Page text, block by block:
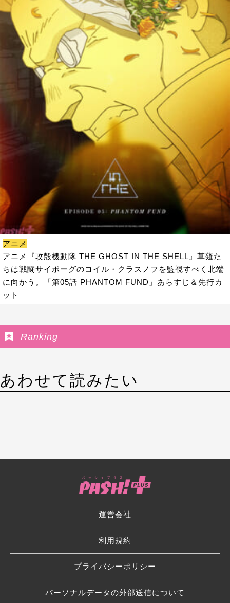
アニメ
アニメ『攻殻機動隊 THE GHOST IN THE SHELL』草薙た
ちは戦闘サイボーグのコイル・クラスノフを監視すべく北端
に向かう。「第05話 PHANTOM FUND」あらすじ＆先行カ
ット
Ranking
あわせて読みたい
運営会社
利用規約
プライバシーポリシー
パーソナルデータの外部送信について